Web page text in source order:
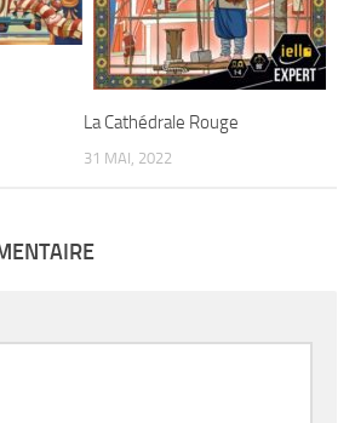
La Cathédrale Rouge
31 MAI, 2022